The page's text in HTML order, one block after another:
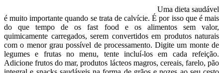
Uma dieta saudável
é muito importante quando se trata de calvície. É por isso que é mais
do que tempo de os fast food e os alimentos sem valor,
quimicamente carregados, serem convertidos em produtos naturais
com o menor grau possível de processamento. Digite um monte de
legumes e frutas no menu, tente incluí-los em cada refeição.
Adicione frutos do mar, produtos lácteos magros, cereais, farelo, pão